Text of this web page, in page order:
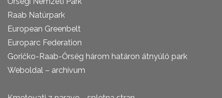
Raab Natúrpark
European Greenbelt
Europarc Federation
Goričko-Raab-Őrség három határon átnyúló park
Weboldal – archívum